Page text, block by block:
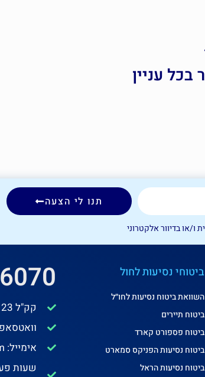
בכל עניין
או בדיוור אלקטרוני
תנו לי הצעה
ביטוחי נסיעות לחול
השוואת ביטוח נסיעות לחו״ל
ביטוח תיירים
ביטוח פספורט קארד
ביטוח נסיעות הפניקס סמארט
ביטוח נסיעות הראל
קק"ל 23 פתח תקוה ת.ד 8002 מיקוד 49180
וואטסאפ: 053-
אימייל: collectiveartzi@gmail.com
שעות